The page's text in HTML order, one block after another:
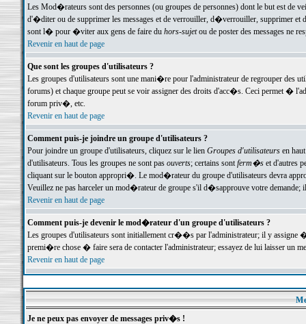
Les Mod�rateurs sont des personnes (ou groupes de personnes) dont le but est de
d'�diter ou de supprimer les messages et de verrouiller, d�verrouiller, supprimer
sont l� pour �viter aux gens de faire du hors-sujetou de poster des messages ne
Revenir en haut de page
Que sont les groupes d'utilisateurs ?
Les groupes d'utilisateurs sont une mani�re pour l'administrateur de regrouper des
forums) et chaque groupe peut se voir assigner des droits d'acc�s. Ceci permet
forum priv�, etc.
Revenir en haut de page
Comment puis-je joindre un groupe d'utilisateurs ?
Pour joindre un groupe d'utilisateurs, cliquez sur le lien Groupes d'utilisateursen haut
d'utilisateurs. Tous les groupes ne sont pas ouverts; certains sontferm�set d'autres
cliquant sur le bouton appropri�. Le mod�rateur du groupe d'utilisateurs devra
Veuillez ne pas harceler un mod�rateur de groupe s'il d�sapprouve votre demande;
Revenir en haut de page
Comment puis-je devenir le mod�rateur d'un groupe d'utilisateurs ?
Les groupes d'utilisateurs sont initiallement cr��s par l'administrateur; il y
premi�re chose � faire sera de contacter l'administrateur; essayez de lui laisser un
Revenir en haut de page
Je ne peux pas envoyer de messages priv�s !